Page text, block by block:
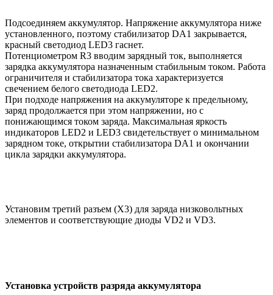
Подсоединяем аккумулятор. Напряжение аккумулятора ниже
установленного, поэтому стабилизатор DA1 закрывается,
красный светодиод LED3 гаснет.
Потенциометром R3 вводим зарядный ток, выполняется
зарядка аккумулятора назначенным стабильным током. Работа
ограничителя и стабилизатора тока характеризуется
свечением белого светодиода LED2.
При подходе напряжения на аккумуляторе к предельному,
заряд продолжается при этом напряжении, но с
понижающимся током заряда. Максимальная яркость
индикаторов LED2 и LED3 свидетельствует о минимальном
зарядном токе, открытии стабилизатора DA1 и окончании
цикла зарядки аккумулятора.
Установим третий разъем (Х3) для заряда низковольтных
элементов и соответствующие диоды VD2 и VD3.
Установка устройств разряда аккумулятора